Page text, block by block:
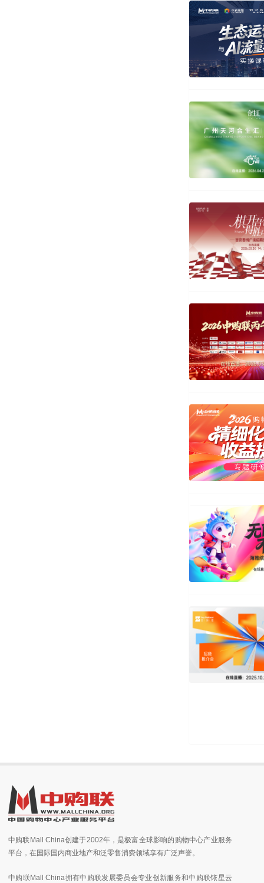
中购联Mall China创建于2002年，是极富全球影响的购物中心产业服务
平台，在国际国内商业地产和泛零售消费领域享有广泛声誉。
中购联Mall China拥有中购联发展委员会专业创新服务和中购联铱星云